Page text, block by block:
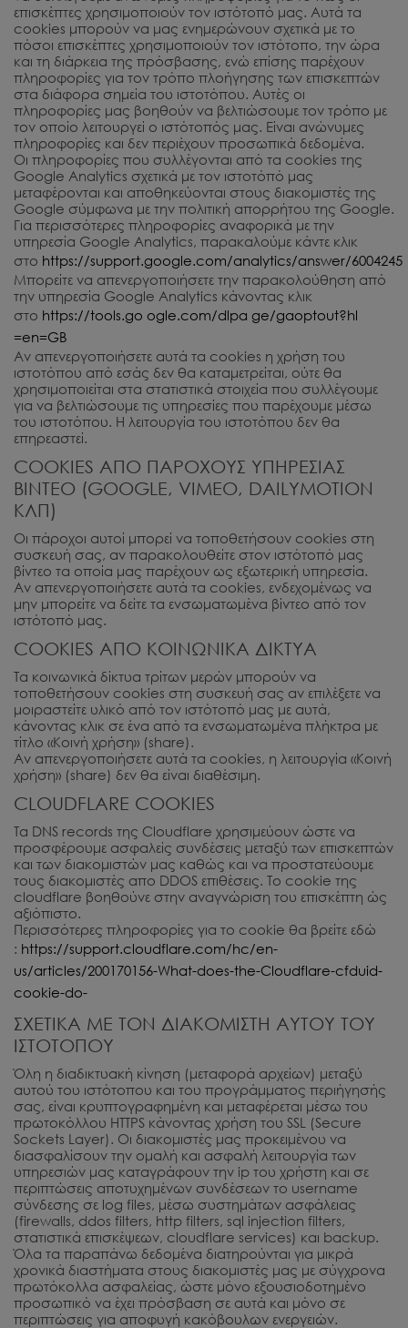
επισκέπτες χρησιμοποιούν τον ιστότοπό μας. Αυτά τα
cookies μπορούν να μας ενημερώνουν σχετικά με το
πόσοι επισκέπτες χρησιμοποιούν τον ιστότοπο, την ώρα
και τη διάρκεια της πρόσβασης, ενώ επίσης παρέχουν
πληροφορίες για τον τρόπο πλοήγησης των επισκεπτών
στα διάφορα σημεία του ιστοτόπου. Αυτές οι
πληροφορίες μας βοηθούν να βελτιώσουμε τον τρόπο με
τον οποίο λειτουργεί ο ιστότοπός μας. Είναι ανώνυμες
πληροφορίες και δεν περιέχουν προσωπικά δεδομένα.
Οι πληροφορίες που συλλέγονται από τα cookies της
Google Analytics σχετικά με τον ιστοτόπό μας
μεταφέρονται και αποθηκεύονται στους διακομιστές της
Google σύμφωνα με την πολιτική απορρήτου της Google.
Για περισσότερες πληροφορίες αναφορικά με την
υπηρεσία Google Analytics, παρακαλούμε κάντε κλικ
στο https://support.google.com/analytics/answer/6004245
Μπορείτε να απενεργοποιήσετε την παρακολούθηση από
την υπηρεσία Google Analytics κάνοντας κλικ
στο https://tools.go ogle.com/dlpa ge/gaoptout?hl
=en=GB
Αν απενεργοποιήσετε αυτά τα cookies η χρήση του
ιστοτόπου από εσάς δεν θα καταμετρείται, ούτε θα
χρησιμοποιείται στα στατιστικά στοιχεία που συλλέγουμε
για να βελτιώσουμε τις υπηρεσίες που παρέχουμε μέσω
του ιστοτόπου. Η λειτουργία του ιστοτόπου δεν θα
επηρεαστεί.
COOKIES ΑΠΟ ΠΑΡΟΧΟΥΣ ΥΠΗΡΕΣΙΑΣ
ΒΙΝΤΕΟ (GOOGLE, VIMEO, DAILYMOTION
ΚΛΠ)
Οι πάροχοι αυτοί μπορεί να τοποθετήσουν cookies στη
συσκευή σας, αν παρακολουθείτε στον ιστότοπό μας
βίντεο τα οποία μας παρέχουν ως εξωτερική υπηρεσία.
Αν απενεργοποιήσετε αυτά τα cookies, ενδεχομένως να
μην μπορείτε να δείτε τα ενσωματωμένα βίντεο από τον
ιστότοπό μας.
COOKIES ΑΠΟ ΚΟΙΝΩΝΙΚΑ ΔΙΚΤΥΑ
Τα κοινωνικά δίκτυα τρίτων μερών μπορούν να
τοποθετήσουν cookies στη συσκευή σας αν επιλέξετε να
μοιραστείτε υλικό από τον ιστότοπό μας με αυτά,
κάνοντας κλικ σε ένα από τα ενσωματωμένα πλήκτρα με
τίτλο «Κοινή χρήση» (share).
Αν απενεργοποιήσετε αυτά τα cookies, η λειτουργία «Κοινή
χρήση» (share) δεν θα είναι διαθέσιμη.
CLOUDFLARE COOKIES
Τα DNS records της Cloudflare χρησιμεύουν ώστε να
προσφέρουμε ασφαλείς συνδέσεις μεταξύ των επισκεπτών
και των διακομιστών μας καθώς και να προστατεύουμε
τους διακομιστές απο DDOS επιθέσεις. Το cookie της
cloudflare βοηθούνε στην αναγνώριση του επισκέπτη ώς
αξιόπιστο.
Περισσότερες πληροφορίες για το cookie θα βρείτε εδώ
: https://support.cloudflare.com/hc/en-
us/articles/200170156-What-does-the-Cloudflare-cfduid-
cookie-do-
ΣΧΕΤΙΚΑ ΜΕ ΤΟΝ ΔΙΑΚΟΜΙΣΤΗ ΑΥΤΟΥ ΤΟΥ
ΙΣΤΟΤΟΠΟΥ
Όλη η διαδικτυακή κίνηση (μεταφορά αρχείων) μεταξύ
αυτού του ιστότοπου και του προγράμματος περιήγησής
σας, είναι κρυπτογραφημένη και μεταφέρεται μέσω του
πρωτοκόλλου HTTPS κάνοντας χρήση του SSL (Secure
Sockets Layer). Οι διακομιστές μας προκειμένου να
διασφαλίσουν την ομαλή και ασφαλή λειτουργία των
υπηρεσιών μας καταγράφουν την ip του χρήστη και σε
περιπτώσεις αποτυχημένων συνδέσεων το username
σύνδεσης σε log files, μέσω συστημάτων ασφάλειας
(firewalls, ddos filters, http filters, sql injection filters,
στατιστικά επισκέψεων, cloudflare services) και backup.
Όλα τα παραπάνω δεδομένα διατηρούνται για μικρά
χρονικά διαστήματα στους διακομιστές μας με σύγχρονα
πρωτόκολλα ασφαλείας, ώστε μόνο εξουσιοδοτημένο
προσωπικό να έχει πρόσβαση σε αυτά και μόνο σε
περιπτώσεις για αποφυγή κακόβουλων ενεργειών.